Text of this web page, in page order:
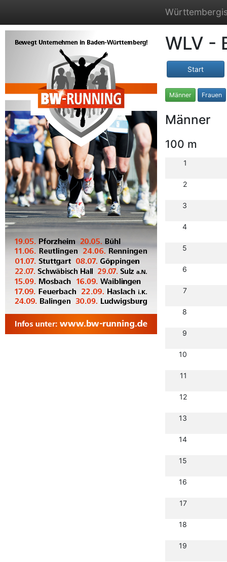
WLV -
Start
Männer Frauen
Männer
100 m
1
2
3
4
5
6
7
8
9
10
11
12
13
14
15
16
17
18
19